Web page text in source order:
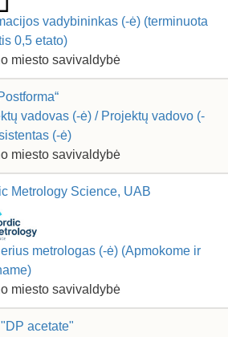
vadybininkas (-ė) (terminuota
0,5 etato)
miesto savivaldybė
vadovas (-ė) / Projektų vadovo (-
(-ė)
miesto savivaldybė
Metrology Science, UAB
metrologas (-ė) (Apmokome ir
miesto savivaldybė
acetate"